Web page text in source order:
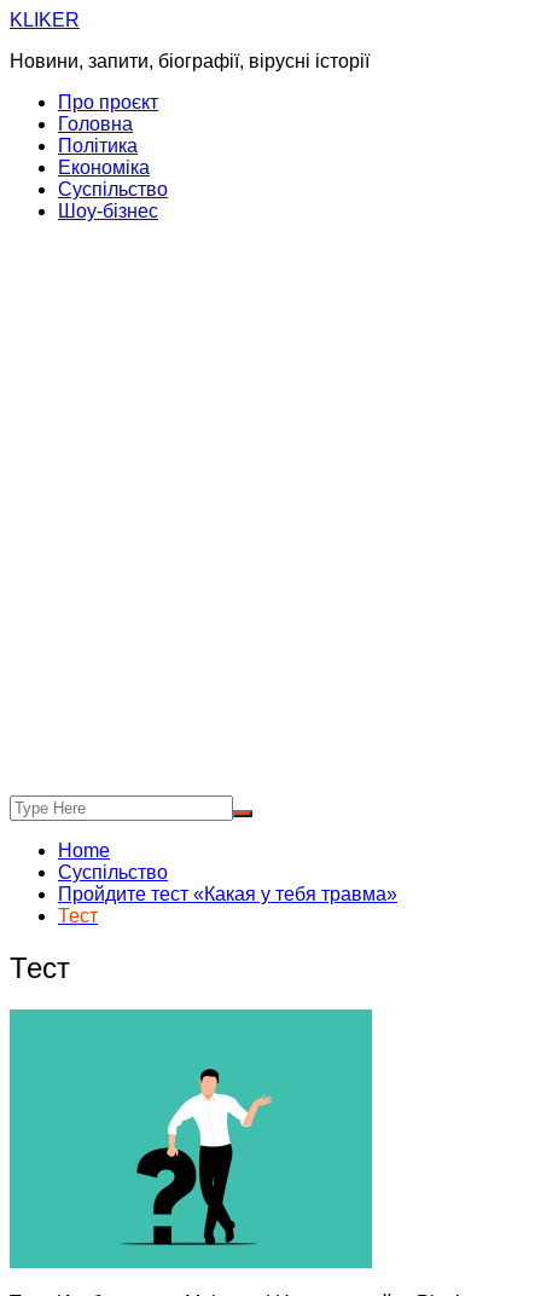
Skip
content
KLIKER
Новини, запити, біографії, вірусні історії
Про проєкт
Головна
Політика
Економіка
Суспільство
Шоу-бізнес
Home
Суспільство
Пройдите тест «Какая у тебя травма»
Тест
Тест